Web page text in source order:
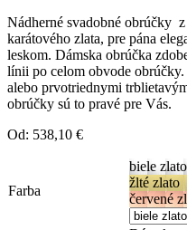
Nádherné svadobné obrúčky
karátového zlata, pre pána
leskom. Dámska obrúčka
línii po celom obvode
alebo prvotriednymi
obrúčky sú to pravé pre Vás.
Od: 538,10 €
Farba
biele zlato
žlté zlato
červené